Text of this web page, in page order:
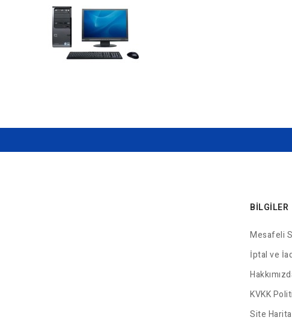
BILGILER
Mesafeli
İptal ve
KVKK
Site